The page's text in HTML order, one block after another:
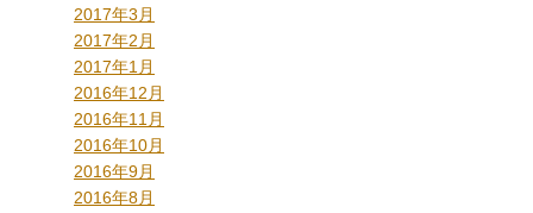
2017年3月
2017年2月
2017年1月
2016年12月
2016年11月
2016年10月
2016年9月
2016年8月